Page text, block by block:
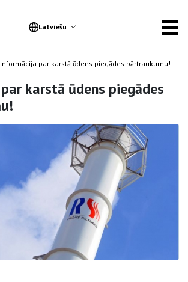
Latviešu
Informācija par karstā ūdens piegādes pārtraukumu!
karstā ūdens piegādes